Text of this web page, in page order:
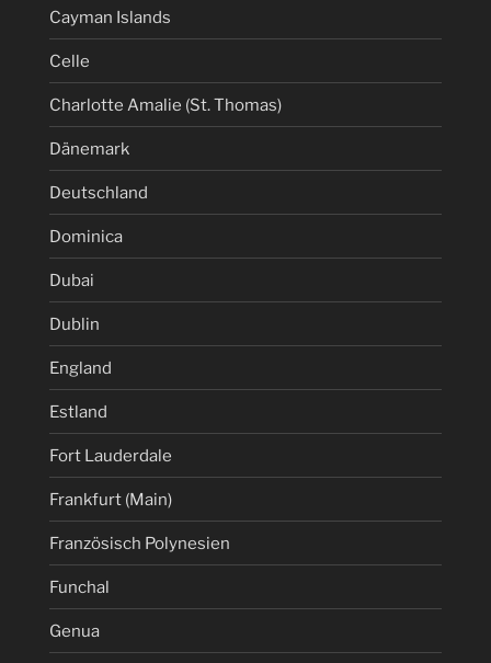
Cayman Islands
Celle
Charlotte Amalie (St. Thomas)
Dänemark
Deutschland
Dominica
Dubai
Dublin
England
Estland
Fort Lauderdale
Frankfurt (Main)
Französisch Polynesien
Funchal
Genua